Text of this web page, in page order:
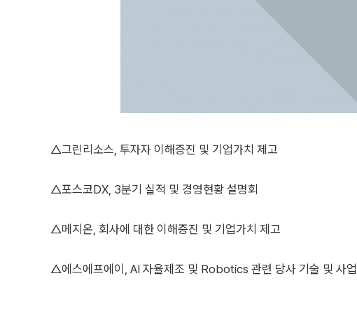
△그린리소스, 투자자 이해증진 및 기업가치 제고
△포스코DX, 3분기 실적 및 경영현황 설명회
△메지온, 회사에 대한 이해증진 및 기업가치 제고
△에스에프에이, AI 자율제조 및 Robotics 관련 당사 기술 및 사업